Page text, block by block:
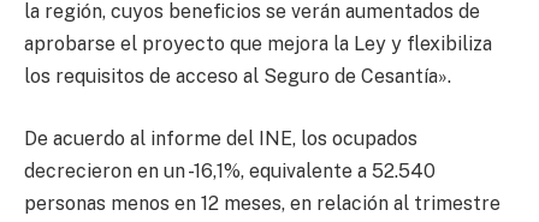
la región, cuyos beneficios se verán aumentados de
aprobarse el proyecto que mejora la Ley y flexibiliza
los requisitos de acceso al Seguro de Cesantía».
De acuerdo al informe del INE, los ocupados
decrecieron en un -16,1%, equivalente a 52.540
personas menos en 12 meses, en relación al trimestre